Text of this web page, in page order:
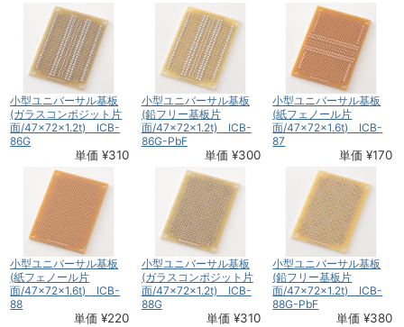
小型ユニバーサル基板
(ガラスコンポジット片
面/47×72×1.2t) ICB-
86G
単価 ¥310
小型ユニバーサル基板
(鉛フリー基板片
面/47×72×1.2t) ICB-
86G-PbF
単価 ¥300
小型ユニバーサル基板
(紙フェノール片
面/47×72×1.6t) ICB-
87
単価 ¥170
小型ユニバーサル基板
(紙フェノール片
面/47×72×1.6t) ICB-
88
単価 ¥220
小型ユニバーサル基板
(ガラスコンポジット片
面/47×72×1.2t) ICB-
88G
単価 ¥310
小型ユニバーサル基板
(鉛フリー基板片
面/47×72×1.2t) ICB-
88G-PbF
単価 ¥380